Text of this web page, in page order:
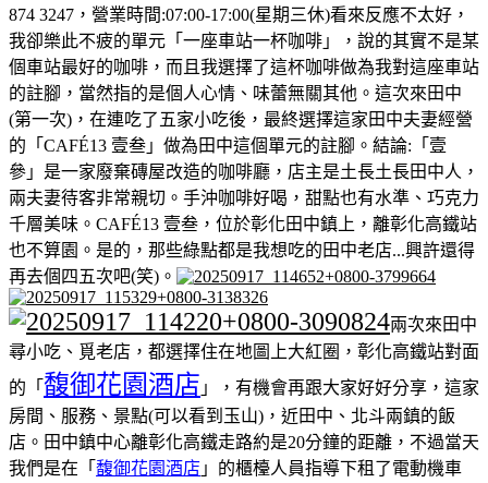
874 3247，營業時間:07:00-17:00(星期三休)看來反應不太好，
我卻樂此不疲的單元「一座車站一杯咖啡」，說的其實不是某
個車站最好的咖啡，而且我選擇了這杯咖啡做為我對這座車站
的註腳，當然指的是個人心情、味蕾無關其他。這次來田中
(第一次)，在連吃了五家小吃後，最終選擇這家田中夫妻經營
的「CAFÉ13 壹叁」做為田中這個單元的註腳。結論:「壹
參」是一家廢棄磚屋改造的咖啡廳，店主是土長土長田中人，
兩夫妻待客非常親切。手沖咖啡好喝，甜點也有水準、巧克力
千層美味。CAFÉ13 壹叁，位於彰化田中鎮上，離彰化高鐵站
也不算園。是的，那些綠點都是我想吃的田中老店...興許還得
再去個四五次吧(笑)。
兩次來田中
尋小吃、覓老店，都選擇住在地圖上大紅圈，彰化高鐵站對面
的「 馥御花園酒店 」，有機會再跟大家好好分享，這家
房間、服務、景點(可以看到玉山)，近田中、北斗兩鎮的飯
店。田中鎮中心離彰化高鐵走路約是20分鐘的距離，不過當天
我們是在「 馥御花園酒店 」的櫃檯人員指導下租了電動機車